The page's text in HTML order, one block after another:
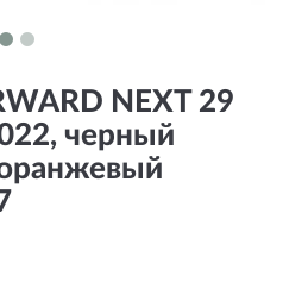
NEXT 29
черный